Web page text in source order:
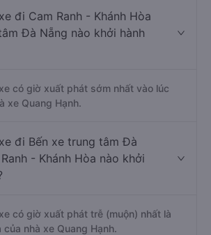
đi Cam Ranh - Khánh Hòa
Đà Nẵng nào khởi hành
có giờ xuất phát sớm nhất vào lúc
xe Quang Hạnh.
đi Bến xe trung tâm Đà
- Khánh Hòa nào khởi
có giờ xuất phát trễ (muộn) nhất là
nhà xe Quang Hạnh.